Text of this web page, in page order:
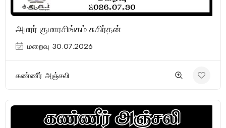
(1 Review)
அமரர் குமாரசிங்கம் சுகிர்தன்
மறைவு 30.07.2026
கண்ணீர் அஞ்சலி